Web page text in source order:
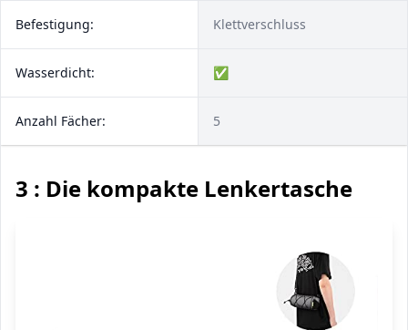
Befestigung: Klettverschluss
Wasserdicht: ✅
Anzahl Fächer: 5
3 : Die kompakte Lenkertasche